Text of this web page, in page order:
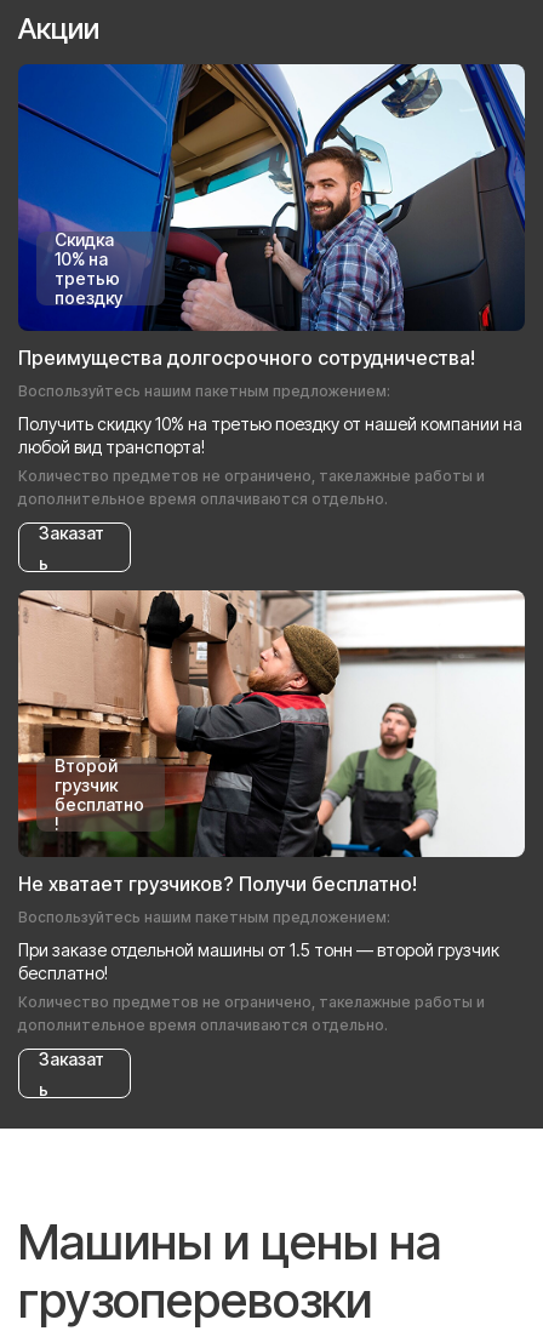
Акции
Скидка
10% на
третью
поездку
Преимущества долгосрочного сотрудничества!
Воспользуйтесь нашим пакетным предложением:
Получить скидку 10% на третью поездку от нашей компании на
любой вид транспорта!
Количество предметов не ограничено, такелажные работы и
дополнительное время оплачиваются отдельно.
Заказат
ь
Второй
грузчик
бесплатно
!
Не хватает грузчиков? Получи бесплатно!
Воспользуйтесь нашим пакетным предложением:
При заказе отдельной машины от 1.5 тонн — второй грузчик
бесплатно!
Количество предметов не ограничено, такелажные работы и
дополнительное время оплачиваются отдельно.
Заказат
ь
Машины и цены на
грузоперевозки